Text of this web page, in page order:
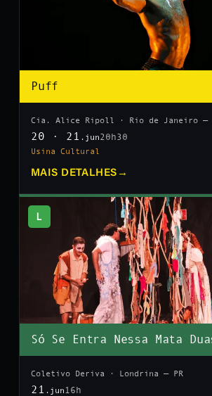
Puff
Cia. Alice Ripoll · Rio de Janeiro —
20 · 21 .jun20h30
Usina Cultural
MAIS DETALHES →
L
Só Se Entra Nessa Mata
Coletivo Deriva · Londrina — PR
21 .jun 16h